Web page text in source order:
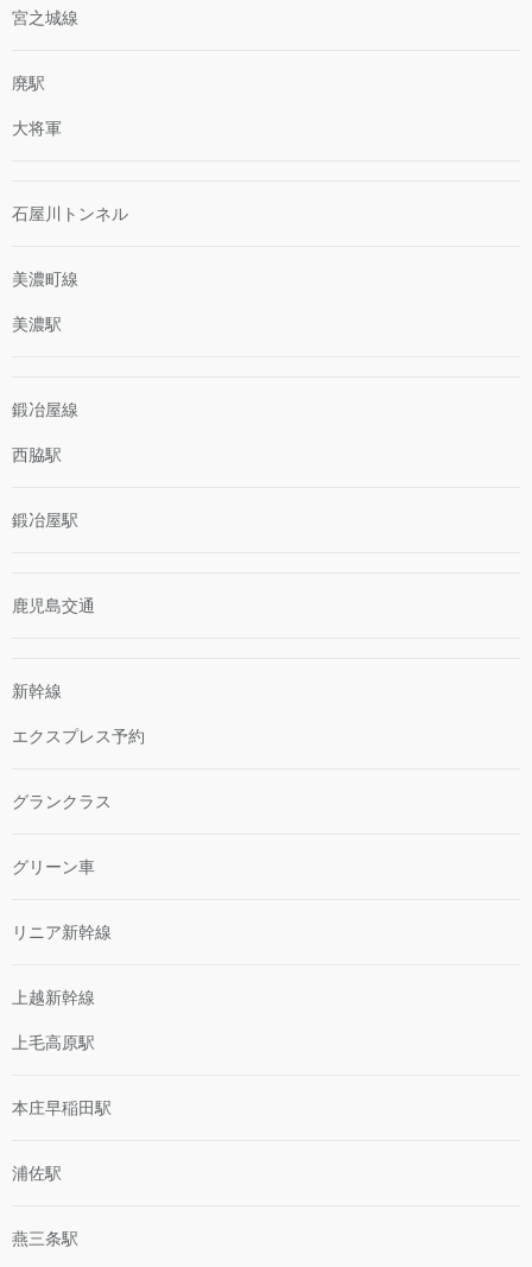
宮之城線
廃駅
大将軍
石屋川トンネル
美濃町線
美濃駅
鍛冶屋線
西脇駅
鍛冶屋駅
鹿児島交通
新幹線
エクスプレス予約
グランクラス
グリーン車
リニア新幹線
上越新幹線
上毛高原駅
本庄早稲田駅
浦佐駅
燕三条駅